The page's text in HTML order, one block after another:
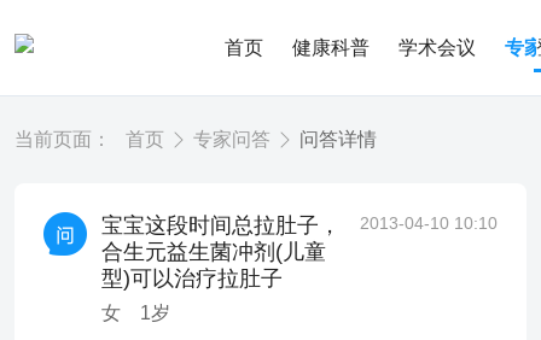
首页 健康科普 学术会议 专
当前页面： 首页 专家问答 问答详情
宝宝这段时间总拉肚子，
合生元益生菌冲剂(儿童
型)可以治疗拉肚子
女 1岁
2013-04-10 10:10